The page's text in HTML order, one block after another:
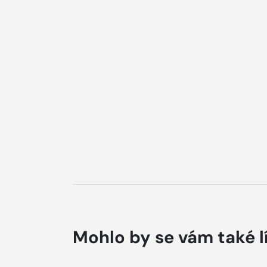
Mohlo by se vám také